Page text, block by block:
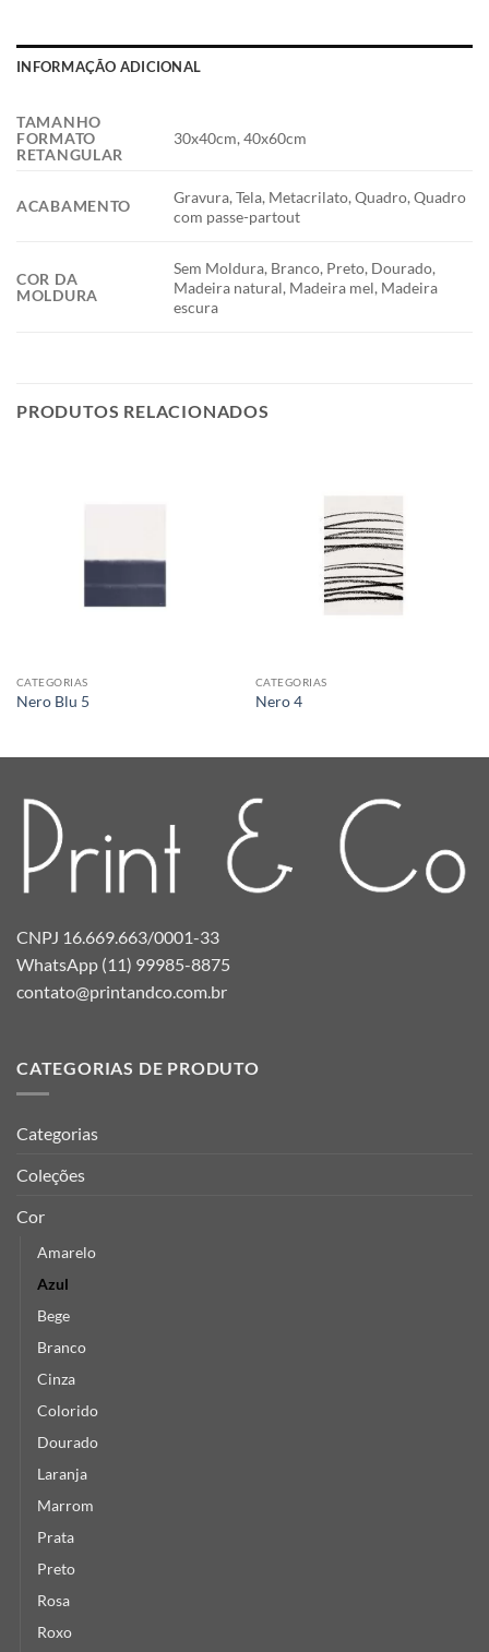
INFORMAÇÃO ADICIONAL
TAMANHO
FORMATO
RETANGULAR
30x40cm, 40x60cm
ACABAMENTO
Gravura, Tela, Metacrilato, Quadro, Quadro
com passe-partout
COR DA
MOLDURA
Sem Moldura, Branco, Preto, Dourado,
Madeira natural, Madeira mel, Madeira
escura
PRODUTOS RELACIONADOS
CATEGORIAS
Nero Blu 5
CATEGORIAS
Nero 4
CNPJ 16.669.663/0001-33
WhatsApp (11) 99985-8875
contato@printandco.com.br
CATEGORIAS DE PRODUTO
Categorias
Coleções
Cor
Amarelo
Azul
Bege
Branco
Cinza
Colorido
Dourado
Laranja
Marrom
Prata
Preto
Rosa
Roxo